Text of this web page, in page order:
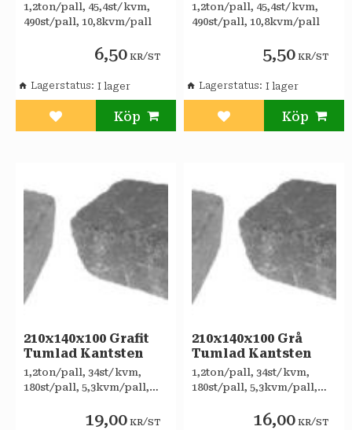
1,2ton/pall, 45,4st/kvm,
490st/pall, 10,8kvm/pall
6,50 KR/ST
Lägg till i favoriter
Lagerstatus
1,2ton/pall, 45,4st/kvm,
490st/pall, 10,8kvm/pall
5,50 KR/ST
Lägg till i favoriter
Lagerstatus
210x140x100 Grafit
Tumlad Kantsten
1,2ton/pall, 34st/kvm,
180st/pall, 5,3kvm/pall,
19,00 KR/ST
210x140x100 Grå
Tumlad Kantsten
​1,2ton/pall, 34st/kvm,
180st/pall, 5,3kvm/pall,
16,00 KR/ST